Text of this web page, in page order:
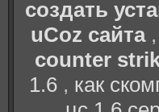
создать
uCoz сайта
counter
1.6, как